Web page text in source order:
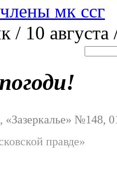
члены мк ссг
/ 10
«Зазеркалье» №148,
правде»